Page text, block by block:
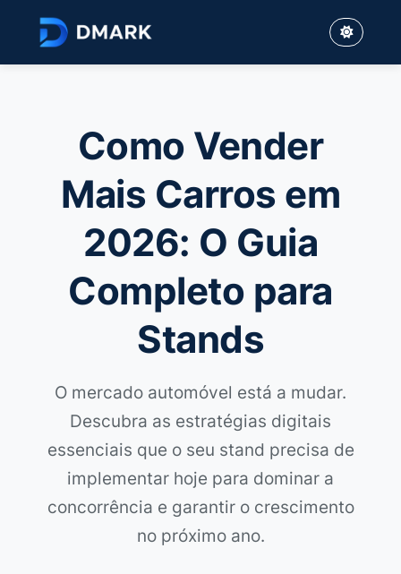
Como Vender
Mais Carros em
2026: O Guia
Completo para
Stands
O mercado automóvel está a mudar.
Descubra as estratégias digitais
essenciais que o seu stand precisa de
implementar hoje para dominar a
concorrência e garantir o crescimento
no próximo ano.